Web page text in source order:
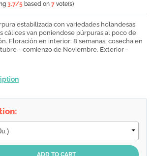
3.7/5 based on 7 vote(s)
estabilizada con variedades holandesas
cálices van poniendose púrpuras al poco de
Floración en interior: 8 semanas; cosecha en
- comienzo de Noviembre. Exterior -